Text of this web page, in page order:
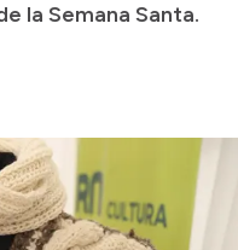
la Semana Santa.